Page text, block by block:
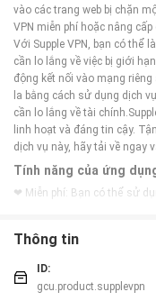
vào các trang web bị chặn
VPN miễn phí hoặc nâng
Với Supple VPN, bạn có thể
cần lo lắng về việc bị giới
động kết nối vào mạng
la bằng cách sử dụng dịch
cần lo lắng về tài
linh hoạt và đáng tin cậy.
dịch vụ này, hãy tải về ngay
Tính năng của ứng
❤ Miễn phí: Bạn có thể sử
Internet và giúp bạn duyệt
❤ Đa nền tảng: Ứng dụng
Mac, Android và iOS, giúp
❤ Tốc độ cao: Supple VPN
Thông tin
ID:
gcu.product.supplevpn